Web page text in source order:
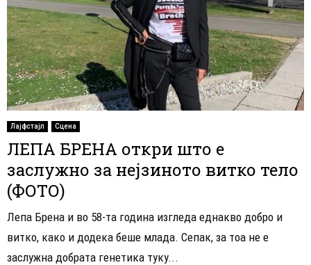
Лајфстајл Сцена
ЛЕПА БРЕНА откри што е
заслужно за нејзиното витко тело
(ФОТО)
Лепа Брена и во 58-та година изгледа еднакво добро и
витко, како и додека беше млада. Сепак, за тоа не е
заслужна добрата генетика туку...